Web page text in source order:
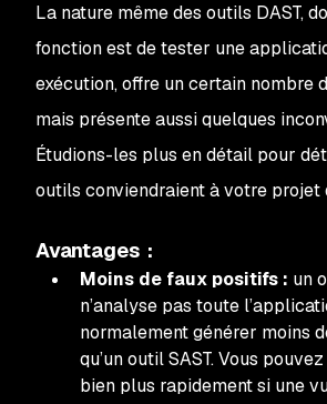
La nature même des outils DAST,
fonction est de tester une
exécution, offre un certain nombre
mais présente aussi quelques
Étudions-les plus en détail pour
outils conviendraient à votre projet
Avantages :
Moins de faux positifs : un
n’analyse pas toute
normalement générer moins
qu’un outil SAST. Vous
bien plus rapidement si une